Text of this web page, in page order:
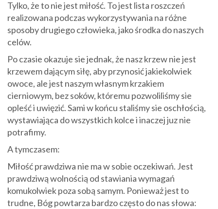
Tylko, że to nie jest miłość. To jest lista roszczeń
realizowana podczas wykorzystywania na różne
sposoby drugiego człowieka, jako środka do naszych
celów.
Po czasie okazuje sie jednak, że nasz krzew nie jest
krzewem dającym siłę, aby przynosić jakiekolwiek
owoce, ale jest naszym własnym krzakiem
cierniowym, bez soków, któremu pozwoliliśmy sie
opleść i uwięzić. Sami w końcu staliśmy sie oschłością,
wystawiająca do wszystkich kolce i inaczej juz nie
potrafimy.
A tymczasem:
Miłość prawdziwa nie ma w sobie oczekiwań. Jest
prawdziwą wolnością od stawiania wymagań
komukolwiek poza sobą samym. Ponieważ jest to
trudne, Bóg powtarza bardzo często do nas słowa: